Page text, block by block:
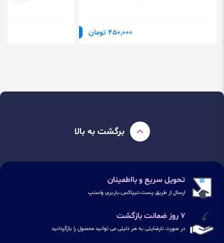
450,000 تومان
برگشت به بالا
تحویل سریع و بااطمینان
ارسال از طریق پست،تیپاکس،باربری واسنپ
۷ روز ضمانت بازگشت
در صورت نارضایتی به هر دلیلی می توانید محصول را بازگردانید